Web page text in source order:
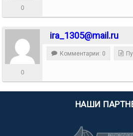
0
ira_1305@mail.ru
0
Комментарии: 0
НАШИ